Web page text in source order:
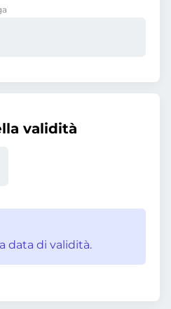
validità
data di validità.